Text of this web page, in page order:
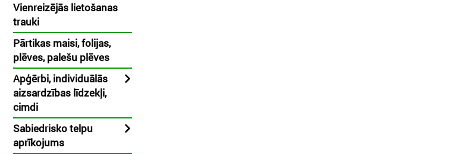
Vienreizējās lietošanas
trauki
Pārtikas maisi, folijas,
plēves, palešu plēves
Apģērbi, individuālās
aizsardzības līdzekļi,
cimdi
Sabiedrisko telpu
aprīkojums